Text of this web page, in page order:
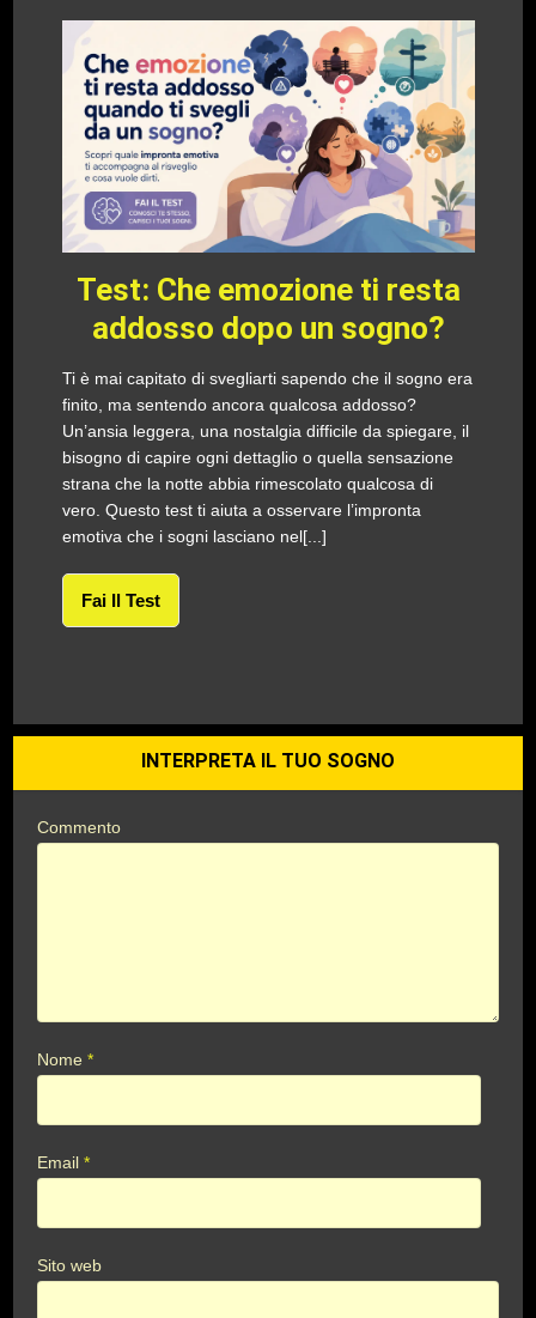
Test: Che emozione ti resta
addosso dopo un sogno?
Ti è mai capitato di svegliarti sapendo che il sogno era
finito, ma sentendo ancora qualcosa addosso?
Un’ansia leggera, una nostalgia difficile da spiegare, il
bisogno di capire ogni dettaglio o quella sensazione
strana che la notte abbia rimescolato qualcosa di
vero. Questo test ti aiuta a osservare l’impronta
emotiva che i sogni lasciano nel[...]
Fai Il Test
INTERPRETA IL TUO SOGNO
Commento
Nome*
Email*
Sito web